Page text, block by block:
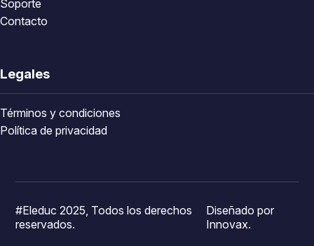
Soporte
Contacto
Legales
Términos y condiciones
Política de privacidad
#Eleduc 2025, Todos los derechos
reservados.
Diseñado por
Innovax.